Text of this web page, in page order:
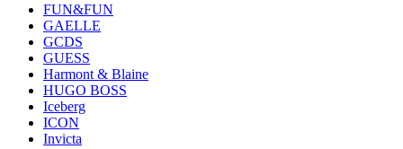
FUN&FUN
GAELLE
GCDS
GUESS
Harmont & Blaine
HUGO BOSS
Iceberg
ICON
Invicta